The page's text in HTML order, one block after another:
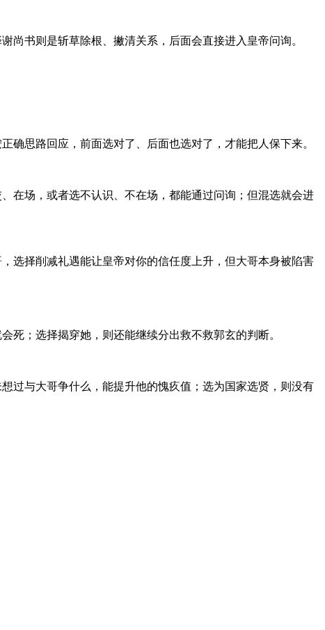
尚书则是斩草除根、撇清关系，后面会直接进入皇帝问询。
确思路回应，前面选对了、后面也选对了，才能把人保下来。
在场，或者选不认识、不在场，都能通过问询；但混选就会进
选择削减礼遇能让皇帝对你的信任度上升，但大哥本身被陷害
死；选择揭穿她，则还能继续分出救不救郭玄的判断。
过与大哥争什么，能提升他的愧疚值；选为国家选贤，则没有